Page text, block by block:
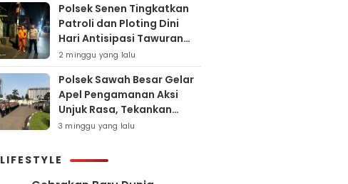
Polsek Senen Tingkatkan
Patroli dan Ploting Dini
Hari Antisipasi Tawuran
serta Gangguan
Kamtibmas
2 minggu yang lalu
Polsek Sawah Besar Gelar
Apel Pengamanan Aksi
Unjuk Rasa, Tekankan
Pelayanan Humanis dan
3 minggu yang lalu
LIFESTYLE